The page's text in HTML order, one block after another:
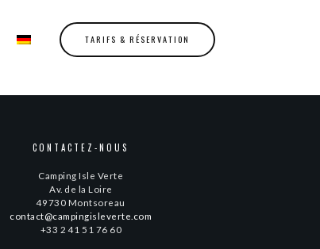
TARIFS & RÉSERVATION
CONTACTEZ-NOUS
Camping Isle Verte
Av. de la Loire
49730 Montsoreau
contact@campingisleverte.com
+33 2 41 51 76 60